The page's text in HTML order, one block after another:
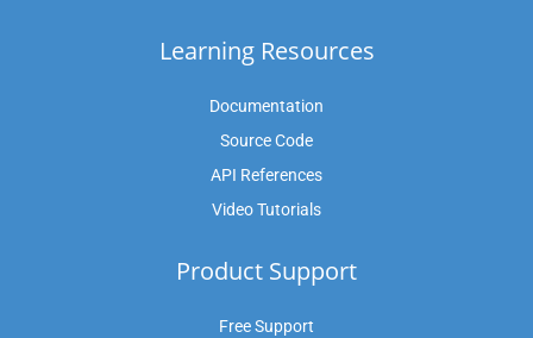
Learning Resources
Documentation
Source Code
API References
Video Tutorials
Product Support
Free Support